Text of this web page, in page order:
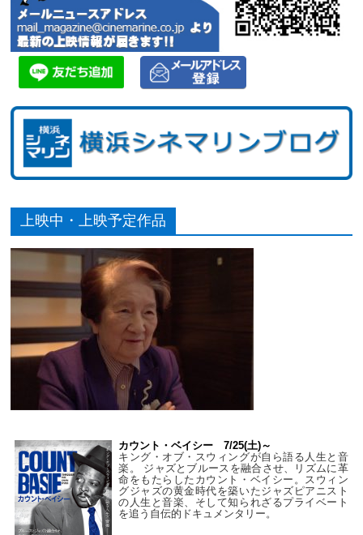
上映中・上映予定作品
カウント・ベイシー 7/25(土)～
キング・オブ・スウィングが自ら語る人生と音
楽。 ジャズとブルースを融合させ、リズムに革
命をもたらしたカウント・ベイシー。スウィン
グジャズの黄金時代を築いたジャズピアニスト
の人生と音楽、そして知られざるプライベート
を追う自伝的ドキュメンタリー。